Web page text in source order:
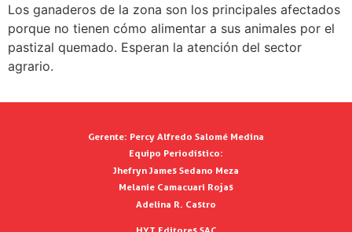
Los ganaderos de la zona son los principales afectados
porque no tienen cómo alimentar a sus animales por el
pastizal quemado. Esperan la atención del sector
agrario.
Gerente: Percy Alfredo Salomé Medina
Equipo Periodístico:
Jhefryn James Sedano Meza
Melanie Camacuari Rojas
Adelina R. Castro